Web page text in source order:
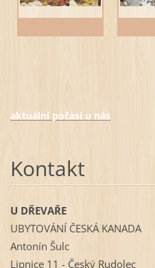
aktuální počasí u nás
Kontakt
U DŘEVAŘE
UBYTOVÁNÍ ČESKÁ KANADA
Antonín Šulc
Lipnice 11 - Český Rudolec